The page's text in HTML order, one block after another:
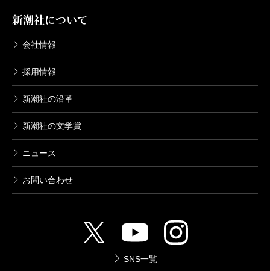
新潮社について
会社情報
採用情報
新潮社の沿革
新潮社の文学賞
ニュース
お問い合わせ
SNS一覧